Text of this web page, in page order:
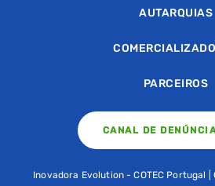
AUTARQUIAS
PARCEIROS
CANAL DE
Inovadora Evolution - COTEC Portugal